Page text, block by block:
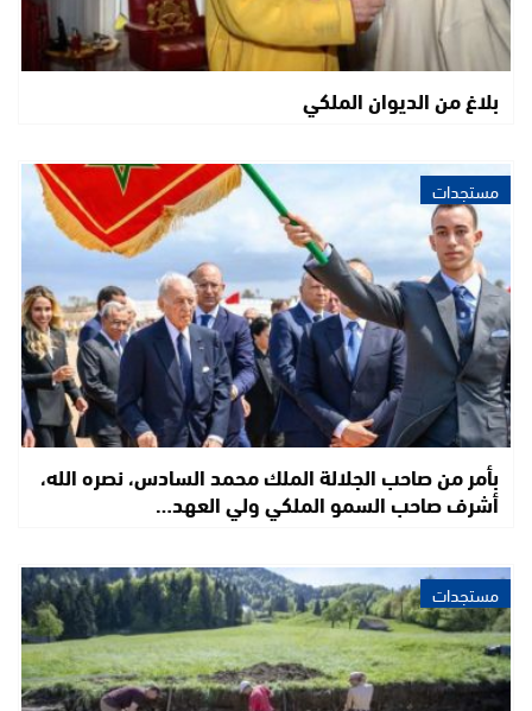
بلاغ من الديوان الملكي
مستجدات
بأمر من صاحب الجلالة الملك محمد السادس، نصره الله،
أشرف صاحب السمو الملكي ولي العهد…
مستجدات